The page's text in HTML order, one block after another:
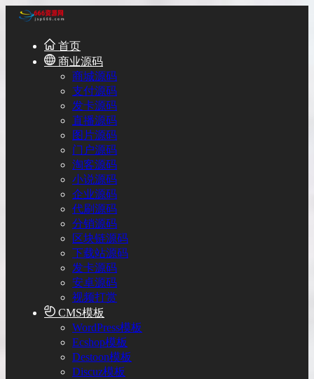
首页
商业源码
商城源码
支付源码
发卡源码
直播源码
图片源码
门户源码
淘客源码
小说源码
企业源码
代刷源码
分销源码
区块链源码
下载站源码
发卡源码
安卓源码
视频打赏
CMS模板
WordPress模板
Ecshop模板
Destoon模板
Discuz模板